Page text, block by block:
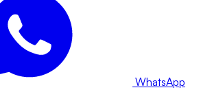
WhatsApp